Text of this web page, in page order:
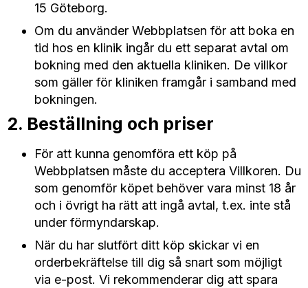
15 Göteborg.
Om du använder Webbplatsen för att boka en
tid hos en klinik ingår du ett separat avtal om
bokning med den aktuella kliniken. De villkor
som gäller för kliniken framgår i samband med
bokningen.
2. Beställning och priser
För att kunna genomföra ett köp på
Webbplatsen måste du acceptera Villkoren. Du
som genomför köpet behöver vara minst 18 år
och i övrigt ha rätt att ingå avtal, t.ex. inte stå
under förmyndarskap.
När du har slutfört ditt köp skickar vi en
orderbekräftelse till dig så snart som möjligt
via e-post. Vi rekommenderar dig att spara